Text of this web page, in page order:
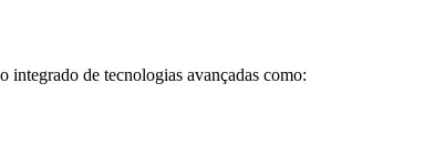
integrado de tecnologias avançadas como: